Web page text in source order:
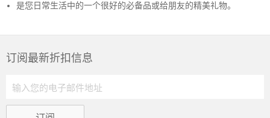
是您日常生活中的一个很好的必备品或给朋友的精美礼物。
订阅最新折扣信息